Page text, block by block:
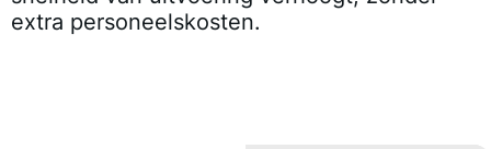
extra personeelskosten.